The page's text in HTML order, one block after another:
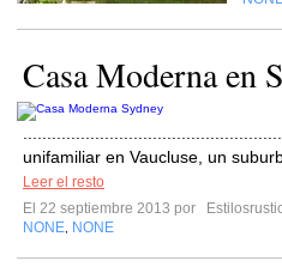
Casa Moderna en
unifamiliar en Vaucluse, un
Leer el resto
El 22 septiembre 2013 por
NONE NONE